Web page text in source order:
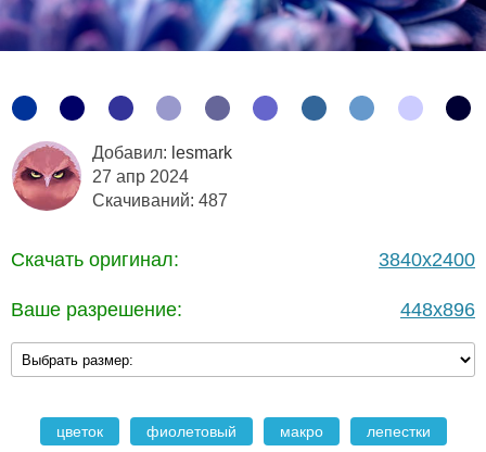
Добавил: lesmark
27 апр 2024
Скачиваний: 487
Скачать оригинал: 3840x2400
Ваше разрешение: 448x896
цветок фиолетовый макро лепестки